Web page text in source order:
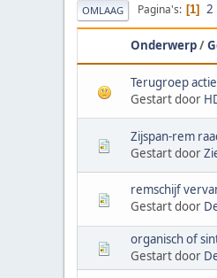
OMLAAG Pagina's 1 2
Onderwerp/
Terugroep
Gestart door
Zijspan-rem
Gestart door
remschijf
Gestart door
organisch of
Gestart door